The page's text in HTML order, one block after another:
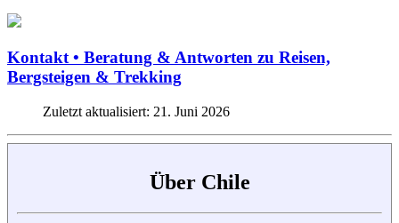
Kontakt • Beratung & Antworten zu Reisen,
Bergsteigen & Trekking
Zuletzt aktualisiert: 21. Juni 2026
Über Chile